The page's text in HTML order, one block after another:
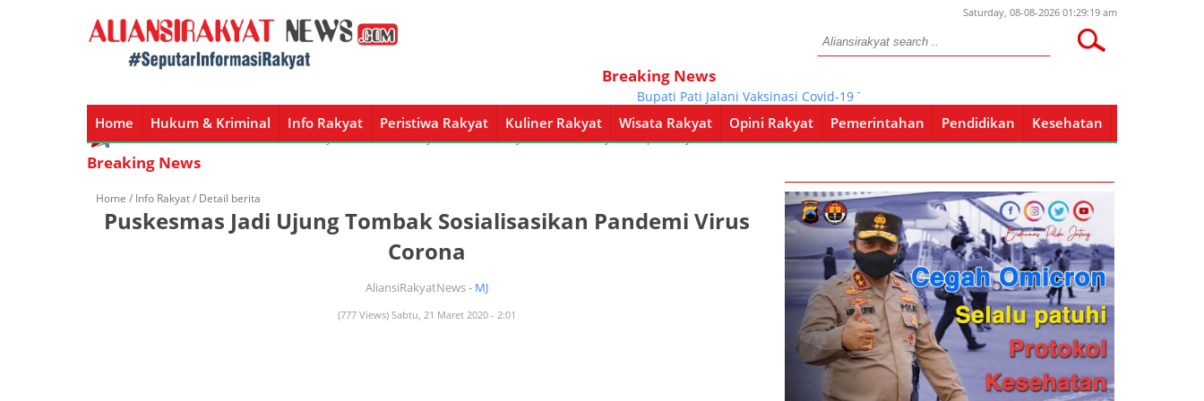
Saturday, 08-08-2026 01:29:19 am
Breaking News
Bupati Pati Jalani Vaksinasi Covid-19 Tahap Kedua
Home Hukum & Kriminal Info Rakyat Peristiwa Rakyat Kuliner Rakyat Wisata Rakyat Opini Rakyat Pemerintahan Pendidikan Kesehatan
Home Hukum & Kriminal Info Rakyat Peristiwa Rakyat Kuliner Rakyat Wisata Rakyat Opini Rakyat Pemerintahan Pendidikan Kesehatan
Breaking News
Home / Info Rakyat/ Detail berita
Puskesmas Jadi Ujung Tombak Sosialisasikan Pandemi Virus
Corona
AliansiRakyatNews - MJ
(777 Views) Sabtu, 21 Maret 2020 - 2:01